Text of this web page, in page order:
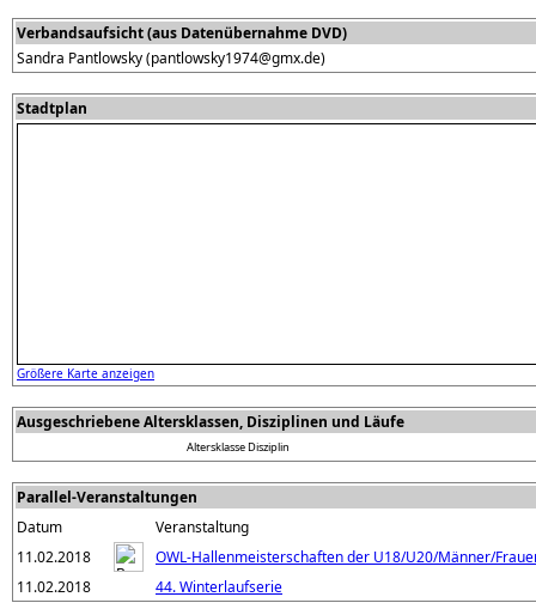
Verbandsaufsicht (aus Datenübernahme DVD)
Sandra Pantlowsky (pantlowsky1974@gmx.de)
Stadtplan
Größere Karte anzeigen
Ausgeschriebene Altersklassen, Disziplinen und Läufe
AltersklasseDisziplin
Parallel-Veranstaltungen
Datum
Veranstaltung
11.02.2018
OWL-Hallenmeisterschaften der U18/U20/Männer/
11.02.2018
44. Winterlaufserie